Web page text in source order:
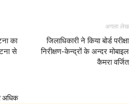
का
से
अगला लेख
जिलाधिकारी ने किया बोर्ड परीक्षा
निरीक्षण-केन्द्रों के अन्दर मोबाइल
कैमरा वर्जित